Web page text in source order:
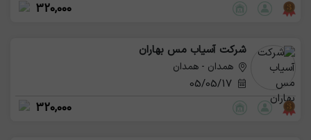
320,000
شرکت آسیاب مس بهاران
همدان - همدان
05/05/17
320,000